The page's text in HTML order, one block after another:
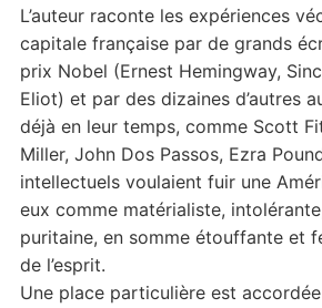
L’auteur raconte les expériences
capitale française par de grands
prix Nobel (Ernest Hemingway,
Eliot) et par des dizaines d’autres
déjà en leur temps, comme Scott
Miller, John Dos Passos, Ezra
intellectuels voulaient fuir une
eux comme matérialiste,
puritaine, en somme étouffante et
de l’esprit.
Une place particulière est